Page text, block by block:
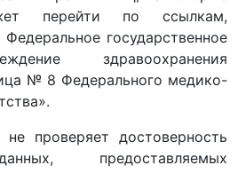
перейти по ссылкам,
государственное
здравоохранения
№ 8 Федерального медико-
проверяет достоверность
предоставляемых